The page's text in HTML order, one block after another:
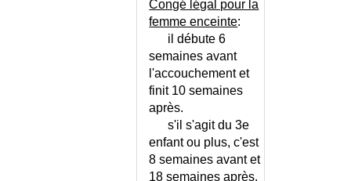
CHUTE DE L'ETAT GENERAL
CHUTE DE LA PERSONNE
CHUTE DE LA PERSONNE
CICATRICE CHELOIDE
Congé légal pour la
femme enceinte:
il débute 6
semaines avant
l'accouchement et
finit 10 semaines
après.
s'il s'agit du 3e
enfant ou plus, c'est
8 semaines avant et
18 semaines après.